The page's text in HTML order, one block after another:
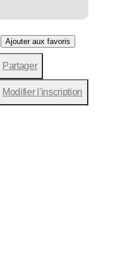
Ajouter aux favoris
Partager
Modifier l'inscription